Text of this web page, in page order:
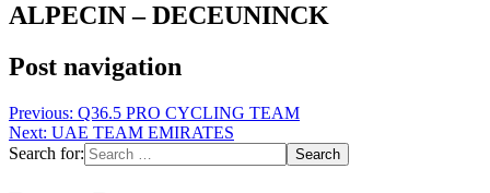
ALPECIN – DECEUNINCK
Post navigation
Previous: Q36.5 PRO CYCLING TEAM
Next: UAE TEAM EMIRATES
Search for: